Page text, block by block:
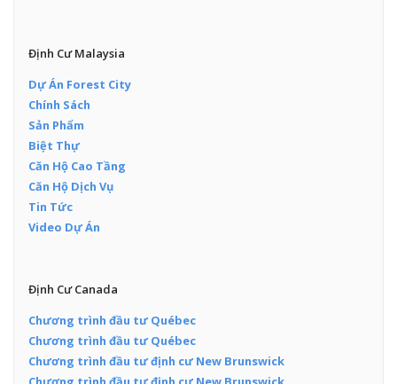
Định Cư Malaysia
Dự Án Forest City
Chính Sách
Sản Phẩm
Biệt Thự
Căn Hộ Cao Tầng
Căn Hộ Dịch Vụ
Tin Tức
Video Dự Án
Định Cư Canada
Chương trình đầu tư Québec
Chương trình đầu tư Québec
Chương trình đầu tư định cư New Brunswick